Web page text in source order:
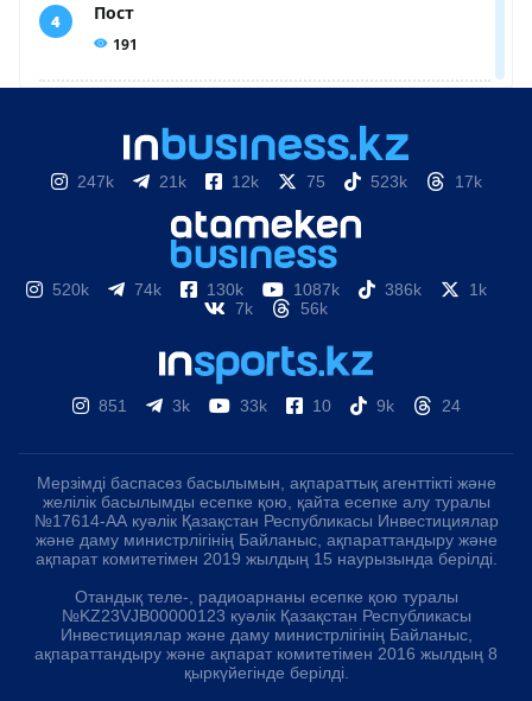
247k 21k 12k 75 523k 17k
520k 74k 130k 1087k 386k
1k
7k
56k
851 3k 33k 10 9k 24
Мерзімді баспасөз басылымын, ақпараттық агенттікті және
желілік басылымды есепке қою, қайта есепке алу туралы
№17614-АА куәлік Қазақстан Республикасы Инвестициялар
және даму министрлігінің Байланыс, ақпараттандыру және
ақпарат комитетімен 2019 жылдың 15 наурызында берілді.
Отандық теле-, радиоарнаны есепке қою туралы
№KZ23VJB00000123 куәлік Қазақстан Республикасы
Инвестициялар және даму министрлігінің Байланыс,
ақпараттандыру және ақпарат комитетімен 2016 жылдың 8
қыркүйегінде берілді.